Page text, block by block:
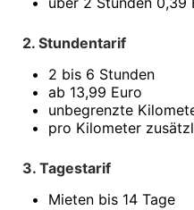
Navigation Update
Winterkompletträder
Sommerkompletträder
Räderzubehör
Felgen
Sicherheit
MINI Roadster Zubehör
2. Stundentarif
•
2 bis 6 Stunden
• ab 13,99 Euro
•
unbegrenzte
•
pro Kilometer
3. Tagestarif
•
Mieten bis 14 Tage